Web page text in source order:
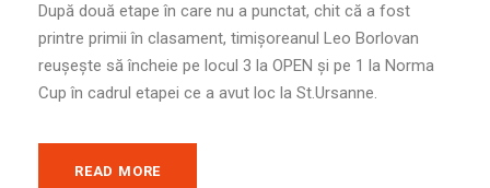
După două etape în care nu a punctat, chit că a fost
printre primii în clasament, timișoreanul Leo Borlovan
reușește să încheie pe locul 3 la OPEN și pe 1 la Norma
Cup în cadrul etapei ce a avut loc la St.Ursanne.
READ MORE